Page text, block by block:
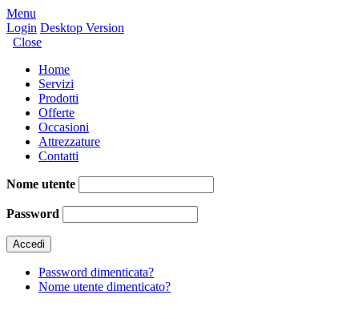
Menu
Login Desktop Version
Close
Home
Servizi
Prodotti
Offerte
Occasioni
Attrezzature
Contatti
Nome utente
Password
Password dimenticata?
Nome utente dimenticato?